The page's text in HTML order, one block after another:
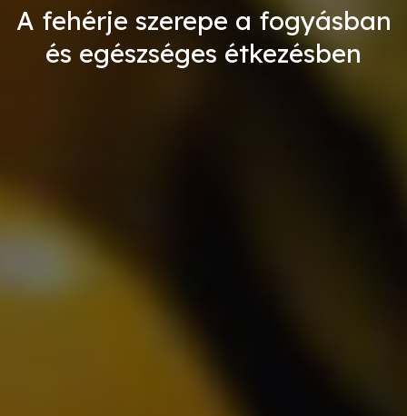
A fehérje szerepe a fogyásban
és egészséges étkezésben